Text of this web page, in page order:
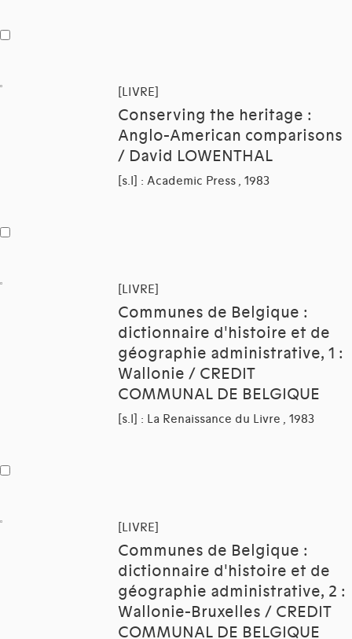
[LIVRE]
Conserving the heritage :
Anglo-American comparisons
/ David LOWENTHAL
[s.l] : Academic Press , 1983
[LIVRE]
Communes de Belgique :
dictionnaire d'histoire et de
géographie administrative, 1 :
Wallonie / CREDIT
COMMUNAL DE BELGIQUE
[s.l] : La Renaissance du Livre , 1983
[LIVRE]
Communes de Belgique :
dictionnaire d'histoire et de
géographie administrative, 2 :
Wallonie-Bruxelles / CREDIT
COMMUNAL DE BELGIQUE